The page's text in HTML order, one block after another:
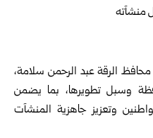
الرقة عبد الرحمن سلامة،
وسبل تطويرها، بما يضمن
وتعزيز جاهزية المنشآت